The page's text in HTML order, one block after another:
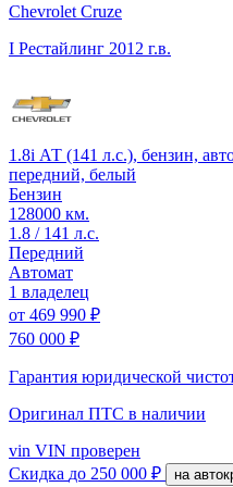
Chevrolet Cruze
I Рестайлинг 2012 г.в.
1.8i АТ (141 л.с.), бензин,
передний, белый
Бензин
128000 км.
1.8 / 141 л.с.
Передний
Автомат
1 владелец
от 469 990 ₽
760 000 ₽
Гарантия юридической
Оригинал ПТС в наличии
vin VIN проверен
Скидка до 250 000 ₽ на